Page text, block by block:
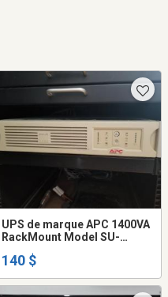
UPS de marque APC 1400VA
RackMount Model SU-
140 $